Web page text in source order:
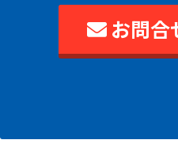
お問合